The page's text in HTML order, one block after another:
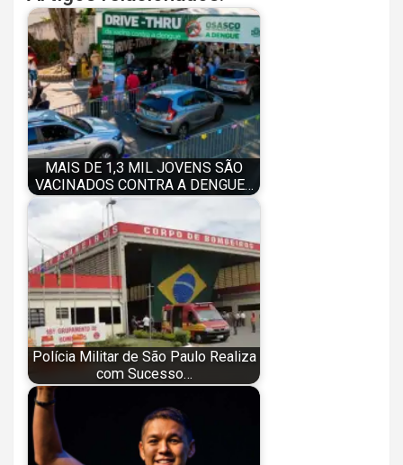
MAIS DE 1,3 MIL JOVENS SÃO
VACINADOS CONTRA A DENGUE…
Polícia Militar de São Paulo Realiza
com Sucesso…